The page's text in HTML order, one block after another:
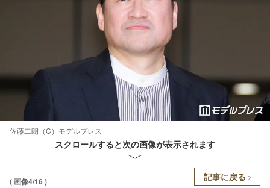
佐藤二朗（C）モデルプレス
スクロールすると次の画像が表示されます
( 画像4/16 ) 記事に戻る